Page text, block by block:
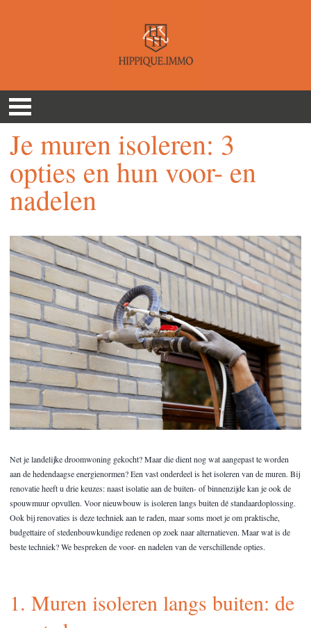
Je muren isoleren: 3
opties en hun voor- en
nadelen
Net je landelijke droomwoning gekocht? Maar die dient nog wat aangepast te worden
aan de hedendaagse energienormen? Een vast onderdeel is het isoleren van de muren. Bij
renovatie heeft u drie keuzes: naast isolatie aan de buiten- of binnenzijde kan je ook de
spouwmuur opvullen. Voor nieuwbouw is isoleren langs buiten dé standaardoplossing.
Ook bij renovaties is deze techniek aan te raden, maar soms moet je om praktische,
budgettaire of stedenbouwkundige redenen op zoek naar alternatieven. Maar wat is de
beste techniek? We bespreken de voor- en nadelen van de verschillende opties.
1. Muren isoleren langs buiten: de